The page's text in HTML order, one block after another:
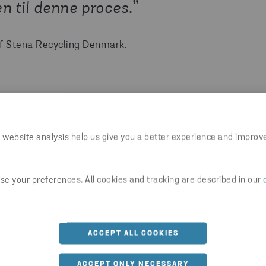
website analysis help us give you a better experience and
your preferences. All cookies and tracking are described in our
ACCEPT ALL COOKIES
ACCEPT ONLY NECESSARY
til denne proces.”
Stena Recycling Denmark.
prestigefyldt pris inden for
innovative kompositprojekter og de
aktører i værdikæden. Hvert år
og indflydelsesrige